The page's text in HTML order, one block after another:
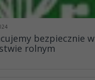
bezpiecznie w
rolnym